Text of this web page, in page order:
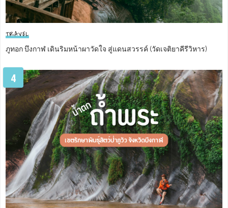
TRAVEL
ภูทอก บึงกาฬ เดินริมหน้าผาวัดใจ สู่แดนสวรรค์ (วัดเจติยาคีรีวิหาร)
4